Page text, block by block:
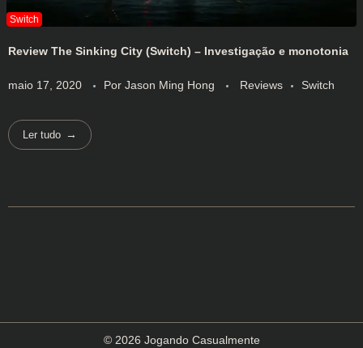
Review The Sinking City (Switch) – Investigação e monotonia
maio 17, 2020 Por Jason Ming Hong Reviews Switch
Ler tudo
© 2026 Jogando Casualmente